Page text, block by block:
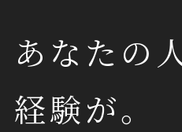
あなたの
経験が。